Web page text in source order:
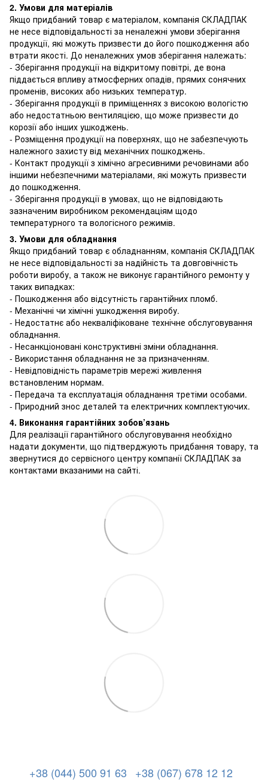
2. Умови для матеріалів
Якщо придбаний товар є матеріалом, компанія СКЛАДПАК
не несе відповідальності за неналежні умови зберігання
продукції, які можуть призвести до його пошкодження або
втрати якості. До неналежних умов зберігання належать:
- Зберігання продукції на відкритому повітрі, де вона
піддається впливу атмосферних опадів, прямих сонячних
променів, високих або низьких температур.
- Зберігання продукції в приміщеннях з високою вологістю
або недостатньою вентиляцією, що може призвести до
корозії або інших ушкоджень.
- Розміщення продукції на поверхнях, що не забезпечують
належного захисту від механічних пошкоджень.
- Контакт продукції з хімічно агресивними речовинами або
іншими небезпечними матеріалами, які можуть призвести
до пошкодження.
- Зберігання продукції в умовах, що не відповідають
зазначеним виробником рекомендаціям щодо
температурного та вологісного режимів.
3. Умови для обладнання
Якщо придбаний товар є обладнанням, компанія СКЛАДПАК
не несе відповідальності за надійність та довговічність
роботи виробу, а також не виконує гарантійного ремонту у
таких випадках:
- Пошкодження або відсутність гарантійних пломб.
- Механічні чи хімічні ушкодження виробу.
- Недостатнє або некваліфіковане технічне обслуговування
обладнання.
- Несанкціоновані конструктивні зміни обладнання.
- Використання обладнання не за призначенням.
- Невідповідність параметрів мережі живлення
встановленим нормам.
- Передача та експлуатація обладнання третіми особами.
- Природний знос деталей та електричних комплектуючих.
4. Виконання гарантійних зобов’язань
Для реалізації гарантійного обслуговування необхідно
надати документи, що підтверджують придбання товару, та
звернутися до сервісного центру компанії СКЛАДПАК за
контактами вказаними на сайті.
+38 (044) 500 91 63 +38 (067) 678 12 12